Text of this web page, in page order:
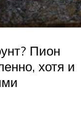
Пион
хотя и